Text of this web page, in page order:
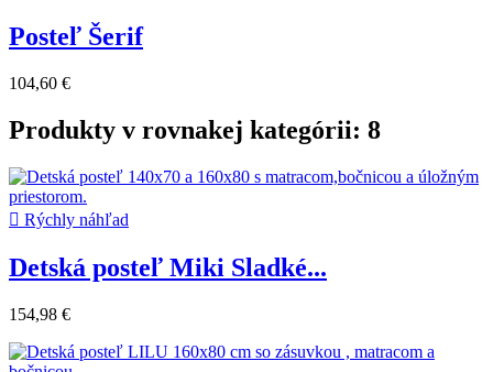
Posteľ Šerif
104,60 €
Produkty v rovnakej kategórii: 8
 Rýchly náhľad
Detská posteľ Miki Sladké...
154,98 €